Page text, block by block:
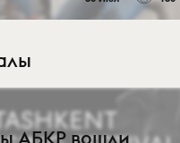
АБКР вошли